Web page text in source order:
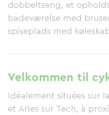
dobbeltseng, et
badeværelse med
spiseplads med
anden gæst, samt en
swimmingpool i
cykelskur til rådighed,
værktøj, en dækpumpe
Velkommen til
Idéalement situées sur
et Arles sur Tech, à proximité du Pont de fer de